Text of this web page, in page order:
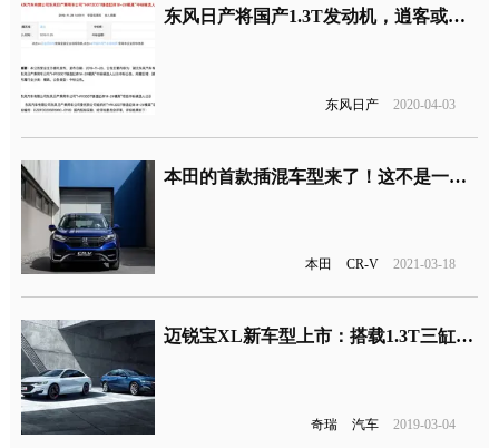
东风日产将国产1.3T发动机，逍客或率先搭载
东风日产 2020-04-03
本田的首款插混车型来了！这不是一台普通的CR-V
本田 CR-V 2021-03-18
迈锐宝XL新车型上市：搭载1.3T三缸发动机，售价15.49-17.49万元
奇瑞 汽车 2019-03-04